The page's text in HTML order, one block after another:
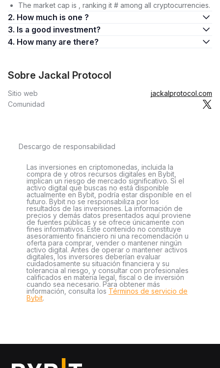
The market cap is , ranking it # among all cryptocurrencies.
2. How much is one ?
3. Is a good investment?
4. How many are there?
Sobre Jackal Protocol
Sitio web
jackalprotocol.com
Comunidad
Descargo de responsabilidad
Las inversiones en criptomonedas, incluida la
compra de y otros recursos digitales en Bybit,
implican un riesgo de mercado significativo. Si el
activo digital que buscas no está disponible
actualmente en Bybit, podría estar disponible en el
futuro. Bybit no se responsabiliza por los
resultados de las inversiones. La información de
precios y demás datos presentados aquí proviene
de fuentes públicas y se ofrece únicamente con
fines informativos. Este contenido no constituye
asesoramiento financiero ni una recomendación u
oferta para comprar, vender o mantener ningún
activo digital. Antes de operar o mantener activos
digitales, los inversores deberían evaluar
cuidadosamente su situación financiera y su
tolerancia al riesgo, y consultar con profesionales
calificados en materia legal, fiscal o de inversión
cuando sea necesario. Para obtener más
información, consulta los Términos de servicio de
Bybit.